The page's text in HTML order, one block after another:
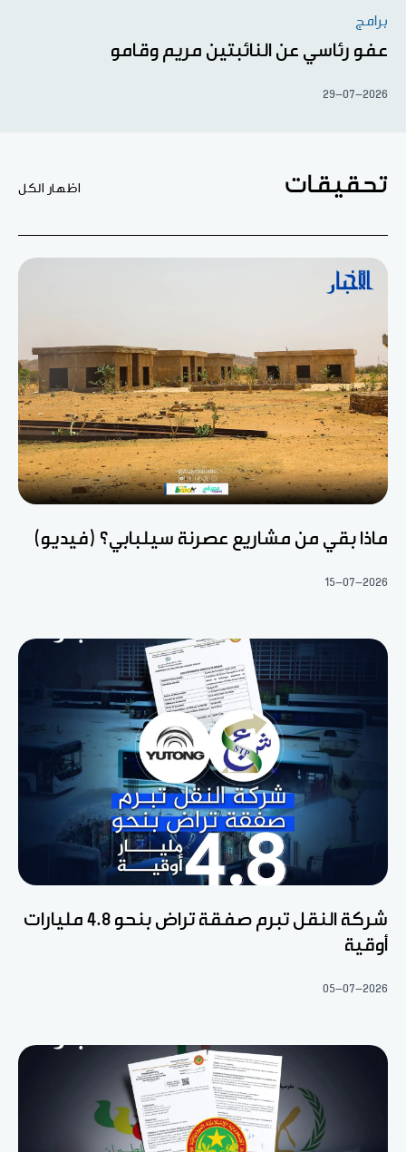
برامج
عفو رئاسي عن النائبتين مريم وقامو
29-07-2026
تحقيقات اظهار الكل
ماذا بقي من مشاريع عصرنة سيلبابي؟ (فيديو)
15-07-2026
شركة النقل تبرم صفقة تراض بنحو 4.8 مليارات
أوقية
05-07-2026